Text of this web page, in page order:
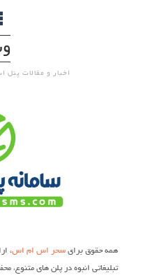
اخبار و مقالات پنل
همه حقوق برایسحر اس ام اس
تبلیغاتی انبوه در پلن های متنوع،